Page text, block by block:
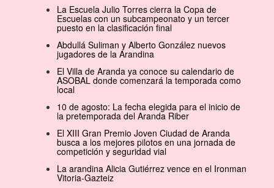
La Escuela Julio Torres cierra la Copa de
Escuelas con un subcampeonato y un tercer
puesto en la clasificación final
Abdullá Suliman y Alberto González nuevos
jugadores de la Arandina
El Villa de Aranda ya conoce su calendario de
ASOBAL donde comenzará la temporada como
local
10 de agosto: La fecha elegida para el inicio de
la pretemporada del Aranda Riber
El XIII Gran Premio Joven Ciudad de Aranda
busca a los mejores pilotos en una jornada de
competición y seguridad vial
La arandina Alicia Gutiérrez vence en el Ironman
Vitoria-Gazteiz